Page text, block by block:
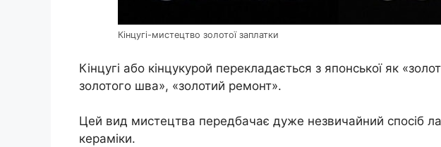
Кінцугі-мистецтво золотої заплатки
Кінцугі або кінцукурой перекладається з японської як
золотого шва», «золотий ремонт».
Цей вид мистецтва передбачає дуже незвичайний спосіб
кераміки.